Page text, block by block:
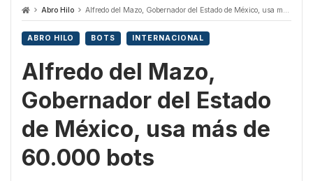
Abro Hilo Alfredo del Mazo, Gobernador del Estado de México, usa más de 60.000 bots
ABRO HILO BOTS INTERNACIONAL
Alfredo del Mazo,
Gobernador del Estado
de México, usa más de
60.000 bots